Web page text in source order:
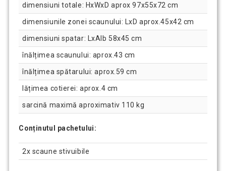
dimensiuni totale: HxWxD aprox 97x55x72 cm
dimensiunile zonei scaunului: LxD aprox.45x42 cm
dimensiuni spatar: LxAlb 58x45 cm
înălțimea scaunului: aprox.43 cm
înălțimea spătarului: aprox.59 cm
lățimea cotierei: aprox.4 cm
sarcină maximă aproximativ 110 kg
Conținutul pachetului:
2x scaune stivuibile